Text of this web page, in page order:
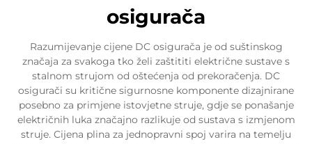
osigurača
Razumijevanje cijene DC osigurača je od suštinskog
značaja za svakoga tko želi zaštititi električne sustave s
stalnom strujom od oštećenja od prekoračenja. DC
osigurači su kritične sigurnosne komponente dizajnirane
posebno za primjene istovjetne struje, gdje se ponašanje
električnih luka značajno razlikuje od sustava s izmjenom
struje. Cijena plina za jednopravni spoj varira na temelju